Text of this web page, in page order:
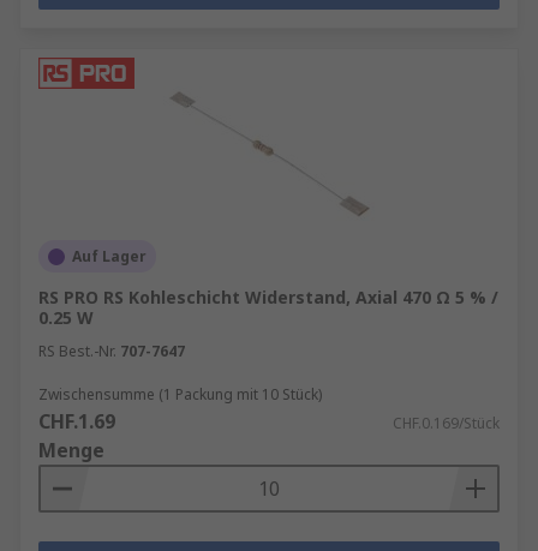
Auf Lager
RS PRO RS Kohleschicht Widerstand, Axial 470 Ω 5 % /
0.25 W
RS Best.-Nr. 707-7647
Zwischensumme (1 Packung mit 10 Stück)
CHF.1.69 CHF.0.169/Stück
Menge